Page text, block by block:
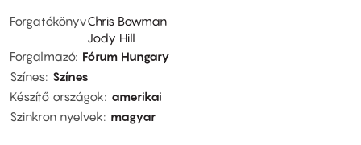
ForgatókönyvChris Bowman
Jody Hill
Forgalmazó Fórum Hungary
Színes Színes
Készítő országok
amerikai
Szinkron nyelvek
magyar